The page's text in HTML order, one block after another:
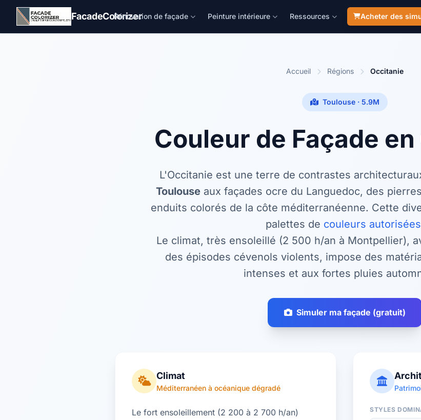
Aller au contenu principal
FacadeColorizerRénovation de façade Peinture intérieure Ressources Acheter des
Accueil Régions Occitanie
Toulouse · 5.9M
Couleur de Façade
L'Occitanie est une terre de contrastes
Toulouseaux façades ocre du Languedoc, des
enduits colorés de la côte méditerranéenne. Cette
palettes de couleurs autorisées
Le climat, très ensoleillé (2 500 h/an à Montpellier),
des épisodes cévenols violents, impose des
intenses et aux fortes pluies
Simuler ma façade (gratuit)
Climat
Méditerranéen à océanique dégradé
Le fort ensoleillement (2 200 à 2 700 h/an)
STYLES